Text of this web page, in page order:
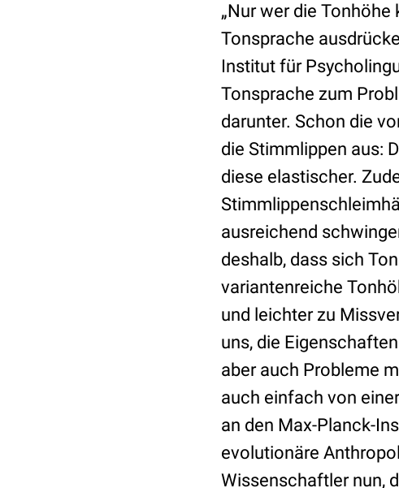
„Nur wer die
Tonsprache
Institut für
Tonsprache zum
darunter. Schon die
die Stimmlippen aus:
diese elastischer.
ausreichend
deshalb, dass sich
variantenreiche
und leichter zu
uns, die
aber auch Probleme
auch einfach von
an den Max-Planck-
evolutionäre
Wissenschaftler nun,